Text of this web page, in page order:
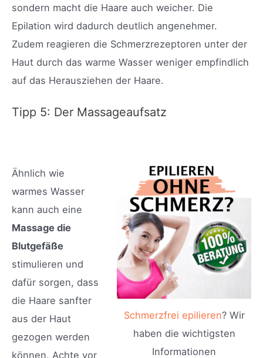
sondern macht die Haare auch weicher. Die
Epilation wird dadurch deutlich angenehmer.
Zudem reagieren die Schmerzrezeptoren unter der
Haut durch das warme Wasser weniger empfindlich
auf das Herausziehen der Haare.
Tipp 5: Der Massageaufsatz
Schmerzfrei epilieren? Wir
haben die wichtigsten
Informationen
Ähnlich wie
warmes Wasser
kann auch eine
Massage die
Blutgefäße
stimulieren und
dafür sorgen, dass
die Haare sanfter
aus der Haut
gezogen werden
können. Achte vor